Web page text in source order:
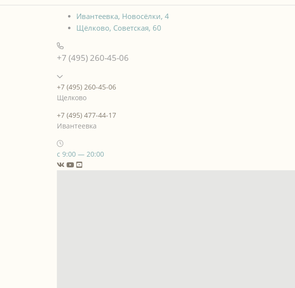
Ивантеевка, Новосёлки, 4
Щёлково, Советская, 60
+7 (495) 260-45-06
+7 (495) 260-45-06
Щелково
+7 (495) 477-44-17
Ивантеевка
с 9:00 — 20:00